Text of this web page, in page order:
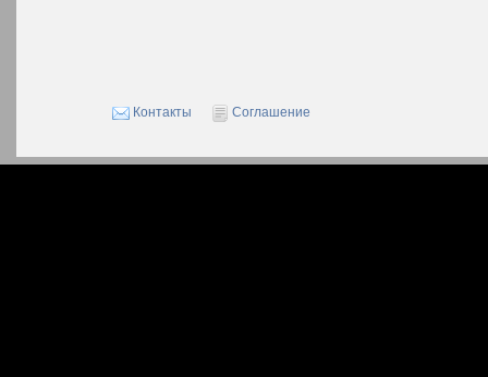
Контакты Соглашение